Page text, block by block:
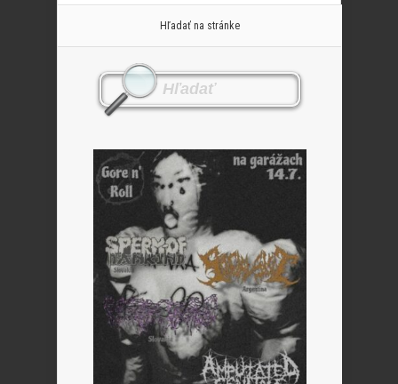
Hľadať na stránke